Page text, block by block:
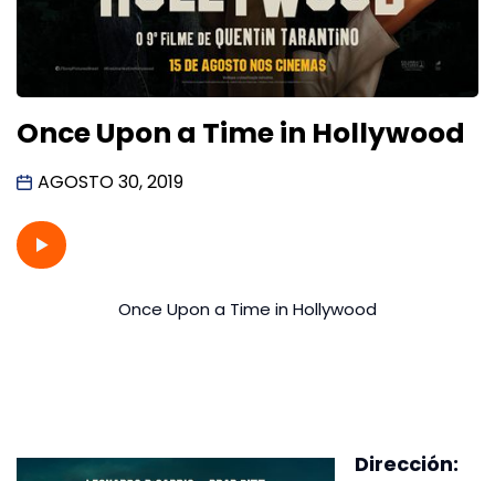
Once Upon a Time in Hollywood
AGOSTO 30, 2019
Once Upon a Time in Hollywood
Dirección: